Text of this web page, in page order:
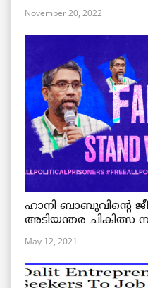
November 20, 2022
ഹാനി ബാബുവിന്റെ
അടിയന്തര
May 12, 2021